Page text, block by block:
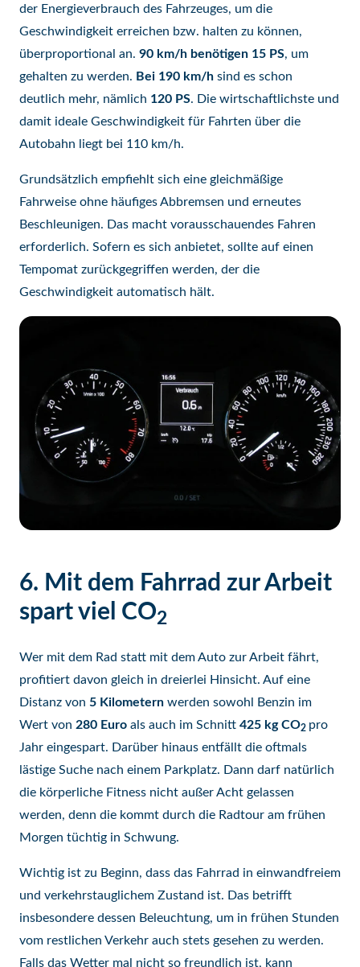
der Energieverbrauch des Fahrzeuges, um die
Geschwindigkeit erreichen bzw. halten zu können,
überproportional an. 90 km/h benötigen 15 PS, um
gehalten zu werden. Bei 190 km/h sind es schon
deutlich mehr, nämlich 120 PS. Die wirtschaftlichste und
damit ideale Geschwindigkeit für Fahrten über die
Autobahn liegt bei 110 km/h.
Grundsätzlich empfiehlt sich eine gleichmäßige
Fahrweise ohne häufiges Abbremsen und erneutes
Beschleunigen. Das macht vorausschauendes Fahren
erforderlich. Sofern es sich anbietet, sollte auf einen
Tempomat zurückgegriffen werden, der die
Geschwindigkeit automatisch hält.
6. Mit dem Fahrrad zur Arbeit
spart viel CO2
Wer mit dem Rad statt mit dem Auto zur Arbeit fährt,
profitiert davon gleich in dreierlei Hinsicht. Auf eine
Distanz von 5 Kilometern werden sowohl Benzin im
Wert von 280 Euro als auch im Schnitt 425 kg CO2 pro
Jahr eingespart. Darüber hinaus entfällt die oftmals
lästige Suche nach einem Parkplatz. Dann darf natürlich
die körperliche Fitness nicht außer Acht gelassen
werden, denn die kommt durch die Radtour am frühen
Morgen tüchtig in Schwung.
Wichtig ist zu Beginn, dass das Fahrrad in einwandfreiem
und verkehrstauglichem Zustand ist. Das betrifft
insbesondere dessen Beleuchtung, um in frühen Stunden
vom restlichen Verkehr auch stets gesehen zu werden.
Falls das Wetter mal nicht so freundlich ist, kann